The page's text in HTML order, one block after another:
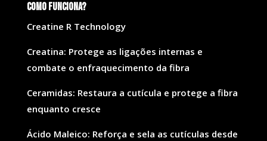
Como funciona?
Creatine R Technology
Creatina: Protege as ligações internas e
combate o enfraquecimento da fibra
Ceramidas: Restaura a cutícula e protege a fibra
enquanto cresce
Ácido Maleico: Reforça e sela as cutículas desde